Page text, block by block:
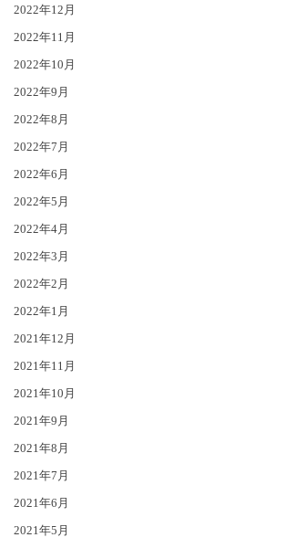
2022年12月
2022年11月
2022年10月
2022年9月
2022年8月
2022年7月
2022年6月
2022年5月
2022年4月
2022年3月
2022年2月
2022年1月
2021年12月
2021年11月
2021年10月
2021年9月
2021年8月
2021年7月
2021年6月
2021年5月